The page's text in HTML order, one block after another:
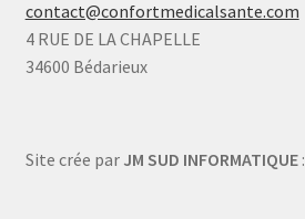
contact@confortmedicalsante.com
4 RUE DE LA CHAPELLE
34600 Bédarieux
Site crée par JM SUD INFORMATIQUE: